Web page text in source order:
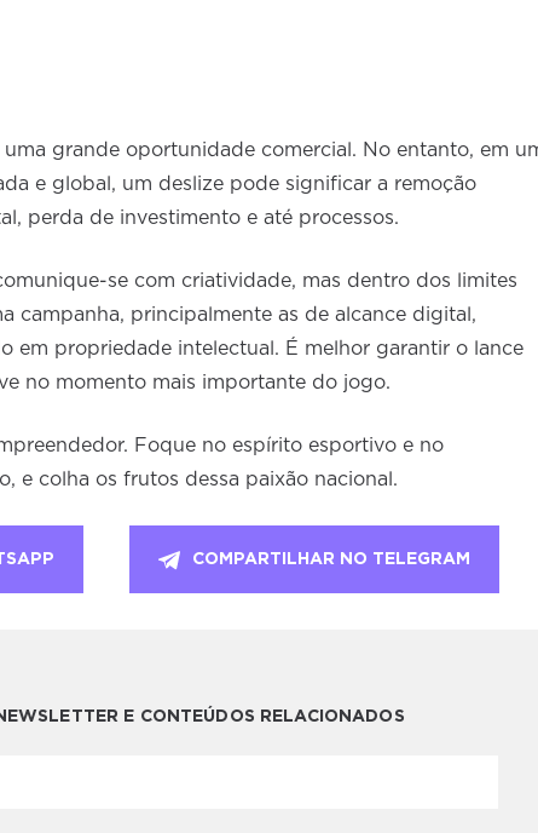
grande oportunidade comercial. No entanto, em
e global, um deslize pode significar a remoção
perda de investimento e até processos.
se com criatividade, mas dentro dos limites
campanha, principalmente as de alcance digital,
em propriedade intelectual. É melhor garantir o lance
no momento mais importante do jogo.
Foque no espírito esportivo e no
e colha os frutos dessa paixão nacional.
COMPARTILHAR NO TELEGRAM
E CONTEÚDOS RELACIONADOS